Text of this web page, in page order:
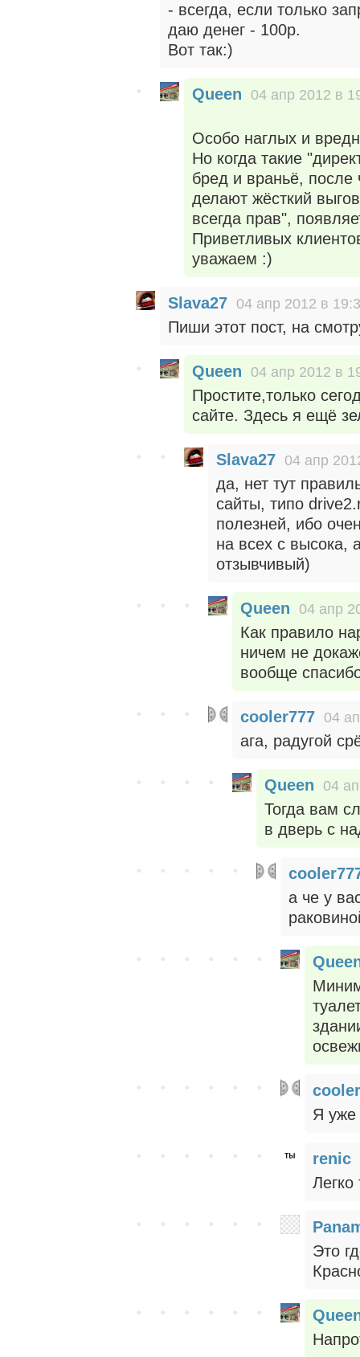
- всегда, если только
даю денег - 100р.
Вот так:)
Queen 04 апр 2012 в
Особо наглых и
Но когда такие
бред и враньё,
делают жёсткий
всегда прав",
Приветливых
уважаем :)
Slava27 04 апр 2012 в
Пиши этот пост, на
Queen 04 апр 2012 в
Простите,только
сайте. Здесь я ещё
Slava27 04 апр
да, нет тут
сайты, типо
полезней, ибо
на всех с высока,
отзывчивый)
Queen 04 апр
Как правило
ничем не
вообще
cooler777 04
ага, радугой
Queen 04
Тогда вам
в дверь с
а че у
Я уже
renic
Легко
Это